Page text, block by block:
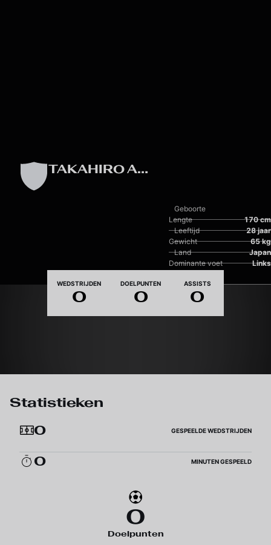
TAKAHIRO AKIMOTO
Lengte 170 cm
Gewicht 65 kg
Dominante voet Links
Geboorte
Leeftijd 28 jaar
Land Japan
WEDSTRIJDEN
0
DOELPUNTEN
0
ASSISTS
0
Statistieken
0
GESPEELDE WEDSTRIJDEN
0 MINUTEN GESPEELD
0
Doelpunten